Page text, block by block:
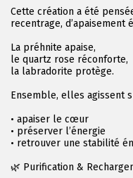
Cette création a été
recentrage,
La préhnite apaise,
le quartz rose réconforte,
la labradorite protège.
Ensemble, elles agissent
• apaiser le cœur
• préserver l’énergie
• retrouver une stabilité
🌿 Purification &